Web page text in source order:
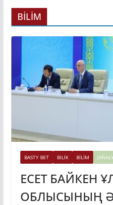
BİLİM
BASTY BET BILİK BİLİM
ЕСЕТ БАЙКЕН
ОБЛЫСЫНЫҢ